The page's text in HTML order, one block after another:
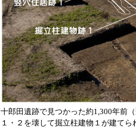
十郎田遺跡で見つかった約1,300年前
１・２を壊して掘立柱建物１が建て